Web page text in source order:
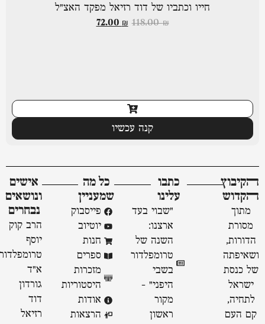
חייו וכתביו של דוד רזיאל מפקד האצ"ל
118.00₪
72.00 ₪
קנה עכשיו
ﬣקיבוץ
ﬣקדוש
מתוך
מסורת
הדורות,
ושאיפתה
של כנסת
ישראל
לתחיה,
קם העם
כתבו
עלינו
"שבוי בעד
ארצנו:
השנה של
טרומפלדור
בשבי
היפני" -
מקור
ראשון
כל מה
שמעניין
פייסבוק
יוטיוב
חנות
ספרים
מזכרות
היסטוריות
אודות
הרצאות
אישים
ונושאים
נבחרים
הרב קוק
יוסף
טרומפלדור
א״ד
גורדון
דוד
רזיאל